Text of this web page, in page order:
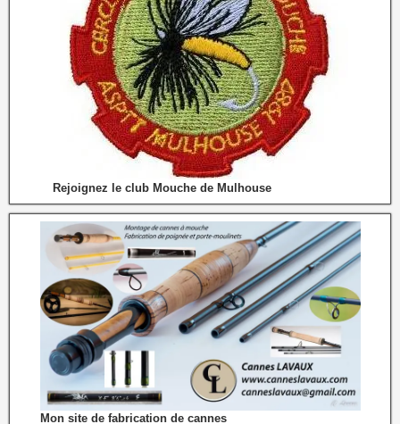
Rejoignez le club Mouche de Mulhouse
Mon site de fabrication de cannes